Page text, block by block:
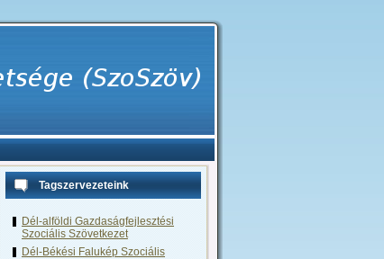
Tagszervezeteink
Dél-alföldi Gazdaságfejlesztési
Szociális Szövetkezet
Dél-Békési Falukép Szociális